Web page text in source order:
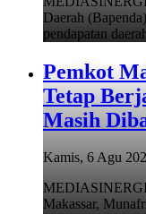
Daerah
pendapatan
Pemkot
Tetap
Masih
Kamis, 6 Agu
Makassar,